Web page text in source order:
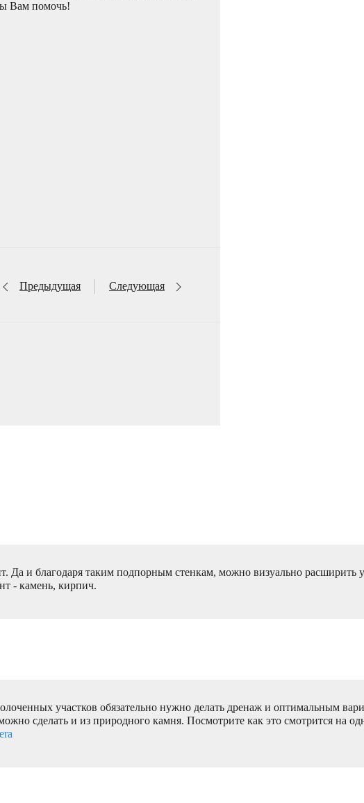
Вам помочь!
Предыдущая Следующая
Да и благодаря таким подпорным стенкам, можно визуально расширить
- камень, кирпич.
участков обязательно нужно делать дренаж и оптимальным
сделать и из природного камня. Посмотрите как это смотрится на